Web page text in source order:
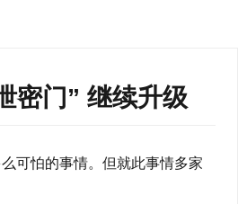
密门” 继续升级
可怕的事情。但就此事情多家